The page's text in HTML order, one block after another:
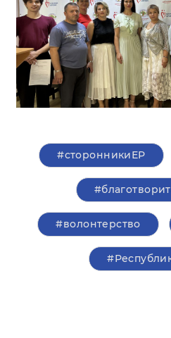
#сторонникиЕР
#волонтерство